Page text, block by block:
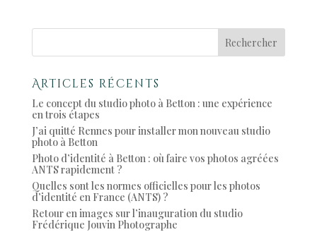
Articles récents
Le concept du studio photo à Betton : une expérience
en trois étapes
J’ai quitté Rennes pour installer mon nouveau studio
photo à Betton
Photo d’identité à Betton : où faire vos photos agréées
ANTS rapidement ?
Quelles sont les normes officielles pour les photos
d’identité en France (ANTS) ?
Retour en images sur l’inauguration du studio
Frédérique Jouvin Photographe